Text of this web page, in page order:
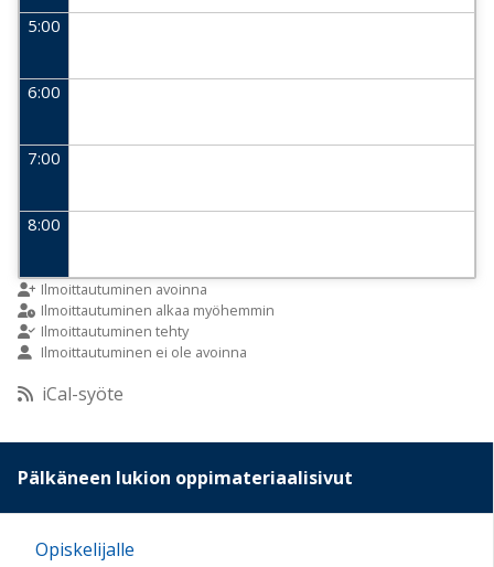
5:00
6:00
7:00
8:00
9:00
10:00
12:00
13:00
Ilmoittautuminen avoinna
Ilmoittautuminen alkaa myöhemmin
Ilmoittautuminen tehty
Ilmoittautuminen ei ole avoinna
iCal-syöte
Pälkäneen lukion oppimateriaalisivut
Opiskelijalle